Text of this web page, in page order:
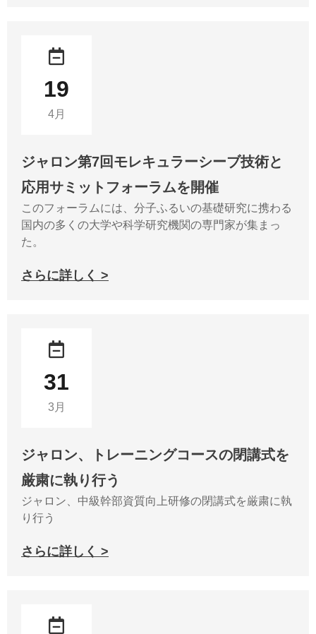
19
4月
ジャロン第7回モレキュラーシーブ技術と
応用サミットフォーラムを開催
このフォーラムには、分子ふるいの基礎研究に携わる
国内の多くの大学や科学研究機関の専門家が集まっ
た。
さらに詳しく >
31
3月
ジャロン、トレーニングコースの閉講式を
厳粛に執り行う
ジャロン、中級幹部資質向上研修の閉講式を厳粛に執
り行う
さらに詳しく >